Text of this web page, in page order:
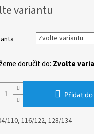
variantu
doručit do: Zvolte
Přidat do
110, 116/122, 128/134